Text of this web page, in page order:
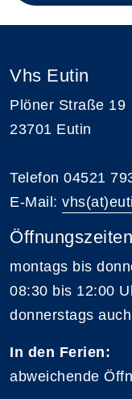
Vhs Eutin
Plöner Straße 19
23701 Eutin
Telefon 04521
E-Mail:
Öffnungszeiten
montags bis
08:30 bis 12:00
donnerstags
In den Ferien:
abweichende